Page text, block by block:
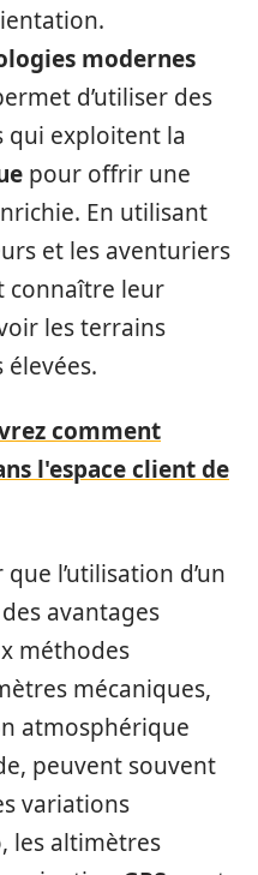
modernes
d’utiliser des
qui exploitent la
pour offrir une
En utilisant
et les aventuriers
connaître leur
les terrains
comment
l'espace client de
l’utilisation d’un
avantages
méthodes
mécaniques,
atmosphérique
peuvent souvent
variations
les altimètres